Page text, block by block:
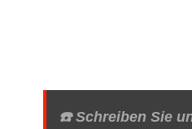
☎️ Schreiben Sie